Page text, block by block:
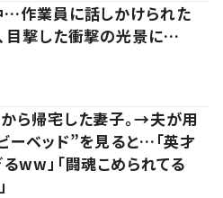
作業員に話しかけられた
目撃した衝撃の光景に…
ら帰宅した妻子。→夫が用
ーベッド”を見ると…「英才
ww」「闘魂こめられてる